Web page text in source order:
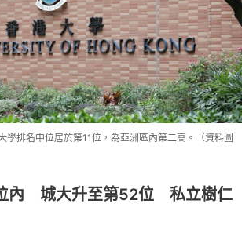
學排名中位居於第11位，為亞洲區內第二高。（資料圖
內 城大升至第52位 私立樹仁